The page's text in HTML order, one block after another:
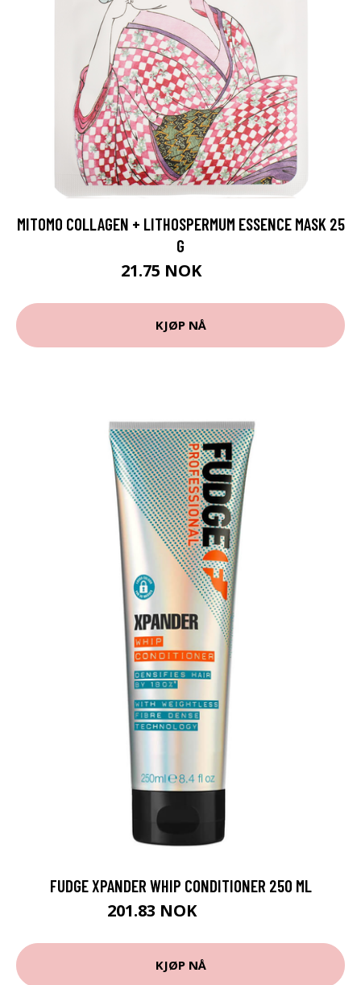
MITOMO COLLAGEN + LITHOSPERMUM ESSENCE MASK 25
G
21.75 NOK
KJØP NÅ
FUDGE XPANDER WHIP CONDITIONER 250 ML
201.83 NOK
KJØP NÅ